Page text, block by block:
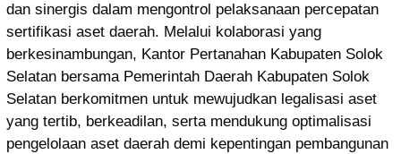
dan sinergis dalam mengontrol pelaksanaan percepatan
sertifikasi aset daerah. Melalui kolaborasi yang
berkesinambungan, Kantor Pertanahan Kabupaten Solok
Selatan bersama Pemerintah Daerah Kabupaten Solok
Selatan berkomitmen untuk mewujudkan legalisasi aset
yang tertib, berkeadilan, serta mendukung optimalisasi
pengelolaan aset daerah demi kepentingan pembangunan